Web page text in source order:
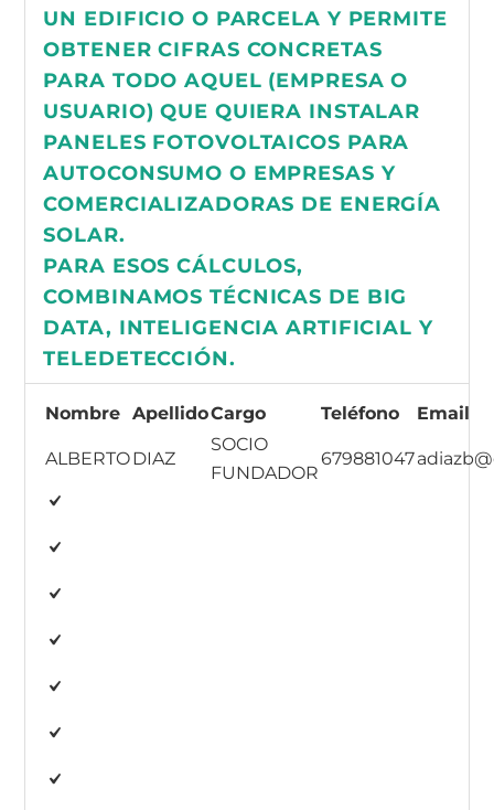
UN EDIFICIO O PARCELA Y PERMITE
OBTENER CIFRAS CONCRETAS
PARA TODO AQUEL (EMPRESA O
USUARIO) QUE QUIERA INSTALAR
PANELES FOTOVOLTAICOS PARA
AUTOCONSUMO O EMPRESAS Y
COMERCIALIZADORAS DE ENERGÍA
SOLAR.
PARA ESOS CÁLCULOS,
COMBINAMOS TÉCNICAS DE BIG
DATA, INTELIGENCIA ARTIFICIAL Y
TELEDETECCIÓN.
Nombre ApellidoCargo Teléfono Email
ALBERTODIAZ
SOCIO
FUNDADOR
679881047